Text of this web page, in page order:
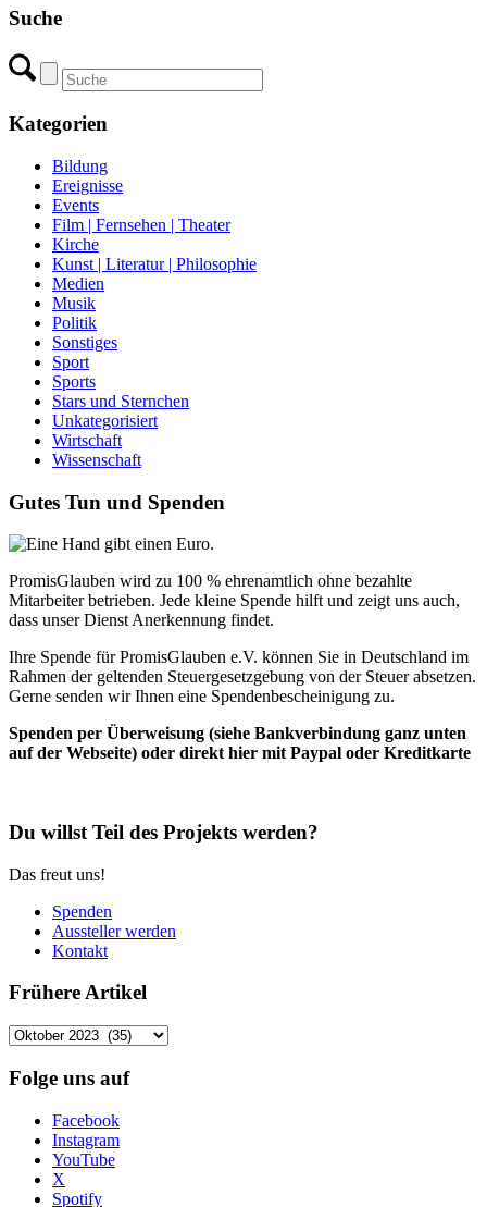
Suche
Kategorien
Bildung
Ereignisse
Events
Film | Fernsehen | Theater
Kirche
Kunst | Literatur | Philosophie
Medien
Musik
Politik
Sonstiges
Sport
Sports
Stars und Sternchen
Unkategorisiert
Wirtschaft
Wissenschaft
Gutes Tun und Spenden
PromisGlauben wird zu 100 % ehrenamtlich ohne bezahlte
Mitarbeiter betrieben. Jede kleine Spende hilft und zeigt uns auch,
dass unser Dienst Anerkennung findet.
Ihre Spende für PromisGlauben e.V. können Sie in Deutschland im
Rahmen der geltenden Steuergesetzgebung von der Steuer absetzen.
Gerne senden wir Ihnen eine Spendenbescheinigung zu.
Spenden per Überweisung (siehe Bankverbindung ganz unten
auf der Webseite) oder direkt hier mit Paypal oder Kreditkarte
Du willst Teil des Projekts werden?
Das freut uns!
Spenden
Aussteller werden
Kontakt
Frühere Artikel
Frühere
Folge uns auf
Facebook
Instagram
YouTube
X
Spotify